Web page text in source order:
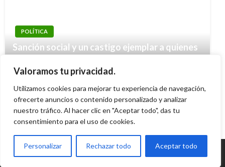
Valoramos tu privacidad.
Utilizamos cookies para mejorar tu experiencia de navegación,
ofrecerte anuncios o contenido personalizado y analizar
nuestro tráfico. Al hacer clic en "Aceptar todo", das tu
consentimiento para el uso de cookies.
Personalizar Rechazar todo Aceptar todo
POLÍTICA
Sanción social y un castigo ejemplar a quienes
Duque
Ariel Cabrera miércoles junio 10, 2020
Duque al Eln: Sólo si cesa acciones criminales y
libera secuestrados habrá dialogo
Ariel Cabrera sábado septiembre 8, 2018